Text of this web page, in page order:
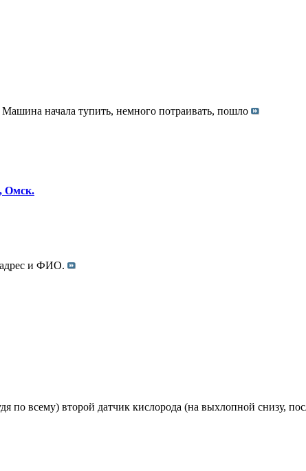
начала тупить, немного потраивать, пошло
Омск.
адрес и ФИО.
по всему) второй датчик кислорода (на выхлопной снизу,